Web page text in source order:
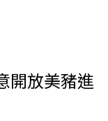
開放美豬進